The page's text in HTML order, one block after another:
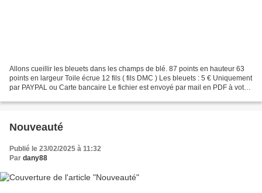
Allons cueillir les bleuets dans les champs de blé. 87 points en hauteur 63
points en largeur Toile écrue 12 fils ( fils DMC ) Les bleuets : 5 € Uniquement
par PAYPAL ou Carte bancaire Le fichier est envoyé par mail en PDF à votre
Nouveauté
Publié le 23/02/2025 à 11:32
Par dany88